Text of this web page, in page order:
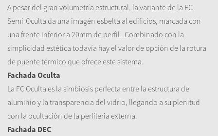
A pesar del gran volumetría estructural, la variante de la FC
Semi-Oculta da una imagén esbelta al edificios, marcada con
una frente inferior a 20mm de perfil . Combinado con la
simplicidad estética todavía hay el valor de opción de la rotura
de puente térmico que ofrece este sistema.
Fachada Oculta
La FC Oculta es la simbiosis perfecta entre la estructura de
aluminio y la transparencia del vidrio, llegando a su plenitud
con la ocultación de la perfileria externa.
Fachada DEC